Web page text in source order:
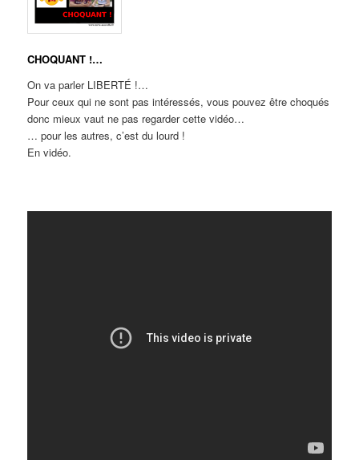
CHOQUANT !…
On va parler LIBERTÉ !…
Pour ceux qui ne sont pas intéressés, vous pouvez être choqués
donc mieux vaut ne pas regarder cette vidéo…
… pour les autres, c’est du lourd !
En vidéo.